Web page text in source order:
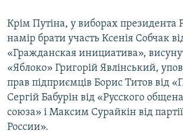
Крім Путіна, у виборах президента
намір брати участь Ксенія Собчак
«Гражданская инициатива»,
«Яблоко» Григорій Явлінський,
прав підприємців Борис Титов від
Сергій Бабурін від «Русского
союза» і Максим Сурайкін від
России».